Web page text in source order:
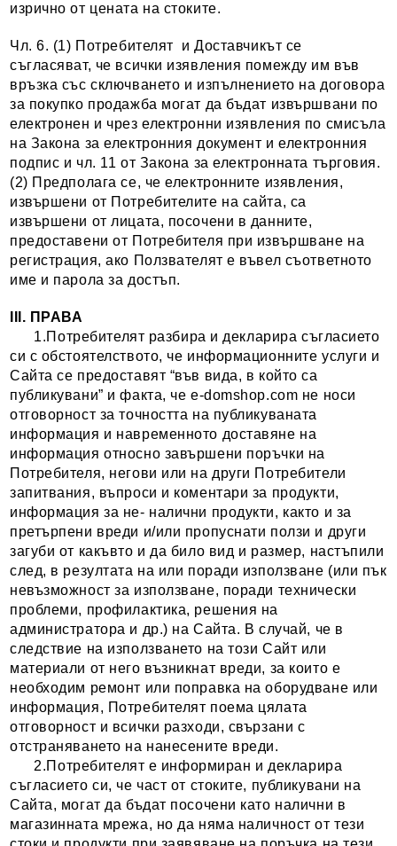
изрично от цената на стоките.
Чл. 6. (1) Потребителят и Доставчикът се
съгласяват, че всички изявления помежду им във
връзка със сключването и изпълнението на договора
за покупко продажба могат да бъдат извършвани по
електронен и чрез електронни изявления по смисъла
на Закона за електронния документ и електронния
подпис и чл. 11 от Закона за електронната търговия.
(2) Предполага се, че електронните изявления,
извършени от Потребителите на сайта, са
извършени от лицата, посочени в данните,
предоставени от Потребителя при извършване на
регистрация, ако Ползвателят е въвел съответното
име и парола за достъп.
III. ПРАВА
1.Потребителят разбира и декларира съгласието
си с обстоятелството, че информационните услуги и
Сайта се предоставят “във вида, в който са
публикувани” и факта, че e-domshop.com не носи
отговорност за точността на публикуваната
информация и навременното доставяне на
информация относно завършени поръчки на
Потребителя, негови или на други Потребители
запитвания, въпроси и коментари за продукти,
информация за не- налични продукти, както и за
претърпени вреди и/или пропуснати ползи и други
загуби от какъвто и да било вид и размер, настъпили
след, в резултата на или поради използване (или пък
невъзможност за използване, поради технически
проблеми, профилактика, решения на
администратора и др.) на Сайта. В случай, че в
следствие на използването на този Сайт или
материали от него възникнат вреди, за които е
необходим ремонт или поправка на оборудване или
информация, Потребителят поема цялата
отговорност и всички разходи, свързани с
отстраняването на нанесените вреди.
2.Потребителят е информиран и декларира
съгласието си, че част от стоките, публикувани на
Сайта, могат да бъдат посочени като налични в
магазинната мрежа, но да няма наличност от тези